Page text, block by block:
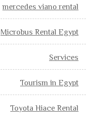
mercedes viano rental
Microbus Rental Egypt
Services
Tourism in Egypt
Toyota Hiace Rental